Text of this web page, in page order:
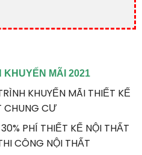
KHUYẾN MÃI 2021
KHUYẾN MÃI THIẾT KẾ
CHUNG CƯ
PHÍ THIẾT KẾ NỘI THẤT
CÔNG NỘI THẤT